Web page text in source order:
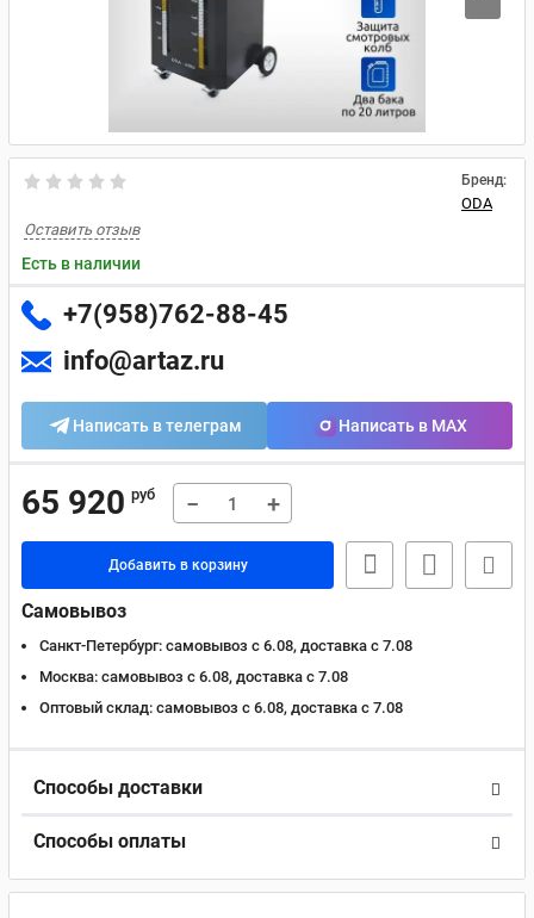
Бренд:
ODA
Оставить отзыв
Есть в наличии
+7(958)762-88-45
info@artaz.ru
Написать в телеграм Написать в MAX
65 920 руб − +
Добавить в корзину
Самовывоз
Санкт-Петербург: самовывоз с 6.08, доставка c 7.08
Москва: самовывоз с 6.08, доставка c 7.08
Оптовый склад: самовывоз с 6.08, доставка c 7.08
Способы доставки
Способы оплаты